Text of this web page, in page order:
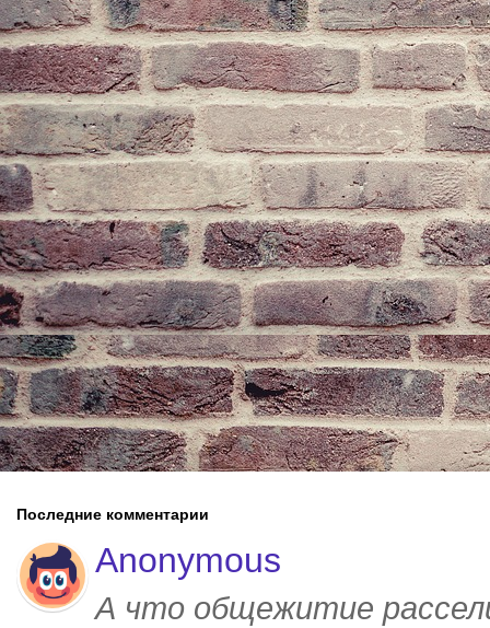
Последние комментарии
Anonymous
А что общежитие